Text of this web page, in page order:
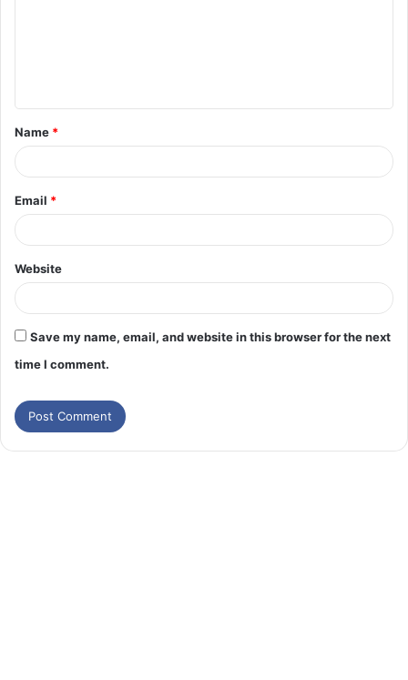
Name *
Email *
Website
Save my name, email, and website in this browser for the next
time I comment.